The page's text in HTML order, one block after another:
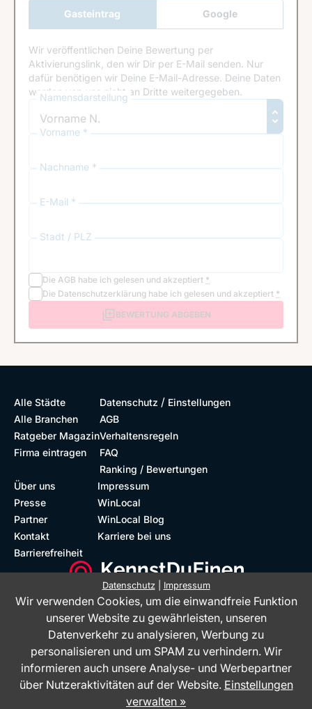
Gasteintrag
Google
Anmeldung
Wir veröffentlichen Deine Bewertung per
Aktivierungslink, den wir Dir per E-Mail senden. Nur
dafür benötigen wir Deine E-Mail-Adresse. Deine Daten
werden von uns nicht an Dritte weitergegeben.
Namensdarstellung
Vorname *
Nachname *
E-Mail *
Stadt / PLZ
Die AGB habe ich gelesen und akzeptiert *
Die Datenschutzerklärung habe ich gelesen und akzeptiert *
BEWERTUNG ABGEBEN
Alle Städte
Alle Branchen
Ratgeber Magazin
Firma eintragen
Datenschutz / Einstellungen
AGB
Verhaltensregeln
FAQ
Ranking / Bewertungen
Über uns
Presse
Partner
Kontakt
Barrierefreiheit
Impressum
WinLocal
WinLocal Blog
Karriere bei uns
Datenschutz| Impressum
Wir verwenden Cookies, um die einwandfreie Funktion
unserer Website zu gewährleisten, unseren
Datenverkehr zu analysieren, Werbung zu
personalisieren und um SPAM zu verhindern. Wir
informieren auch unsere Analyse- und Werbepartner
über Nutzeraktivitäten auf der Website. Einstellungen
verwalten »